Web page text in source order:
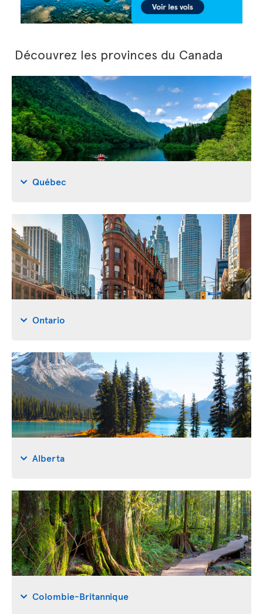
Découvrez les provinces du Canada
Québec
Ontario
Alberta
Colombie-Britannique